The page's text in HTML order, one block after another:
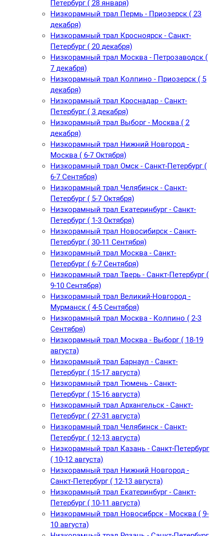
Петербург ( 28 января)
Низкорамный трал Пермь - Приозерск ( 23
декабря)
Низкорамный трал Кросноярск - Санкт-
Петербург ( 20 декабря)
Низкорамный трал Москва - Петрозаводск (
7 декабря)
Низкорамный трал Колпино - Приозерск ( 5
декабря)
Низкорамный трал Кроснадар - Санкт-
Петербург ( 3 декабря)
Низкорамный трал Выборг - Москва ( 2
декабря)
Низкорамный трал Нижний Новгород -
Москва ( 6-7 Октября)
Низкорамный трал Омск - Санкт-Петербург (
6-7 Сентября)
Низкорамный трал Челябинск - Санкт-
Петербург ( 5-7 Октября)
Низкорамный трал Екатеринбург - Санкт-
Петербург ( 1-3 Октября)
Низкорамный трал Новосибирск - Санкт-
Петербург ( 30-11 Сентября)
Низкорамный трал Москва - Санкт-
Петербург ( 6-7 Сентября)
Низкорамный трал Тверь - Санкт-Петербург (
9-10 Сентября)
Низкорамный трал Великий-Новгород -
Мурманск ( 4-5 Сентября)
Низкорамный трал Москва - Колпино ( 2-3
Сентября)
Низкорамный трал Москва - Выборг ( 18-19
августа)
Низкорамный трал Барнаул - Санкт-
Петербург ( 15-17 августа)
Низкорамный трал Тюмень - Санкт-
Петербург ( 15-16 августа)
Низкорамный трал Архангельск - Санкт-
Петербург ( 27-31 августа)
Низкорамный трал Челябинск - Санкт-
Петербург ( 12-13 августа)
Низкорамный трал Казань - Санкт-Петербург
( 10-12 августа)
Низкорамный трал Нижний Новгород -
Санкт-Петербург ( 12-13 августа)
Низкорамный трал Екатеринбург - Санкт-
Петербург ( 10-11 августа)
Низкорамный трал Новосибрск - Москва ( 9-
10 августа)